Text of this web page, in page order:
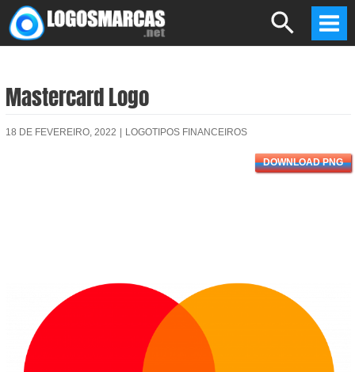
Skip
to
Search
Mastercard Logo
18 DE FEVEREIRO, 2022 LOGOTIPOS FINANCEIROS
DOWNLOAD PNG